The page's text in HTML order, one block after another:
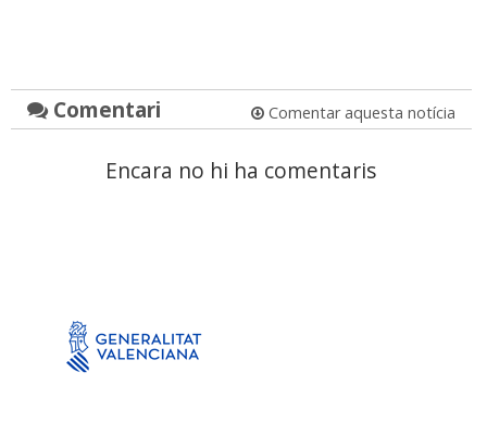
Comentari Comentar aquesta notícia
Encara no hi ha comentaris